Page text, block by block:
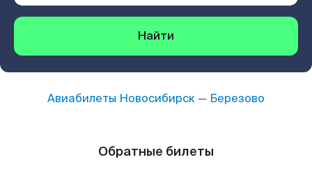
Найти
Авиабилеты Новосибирск — Березово
Обратные билеты